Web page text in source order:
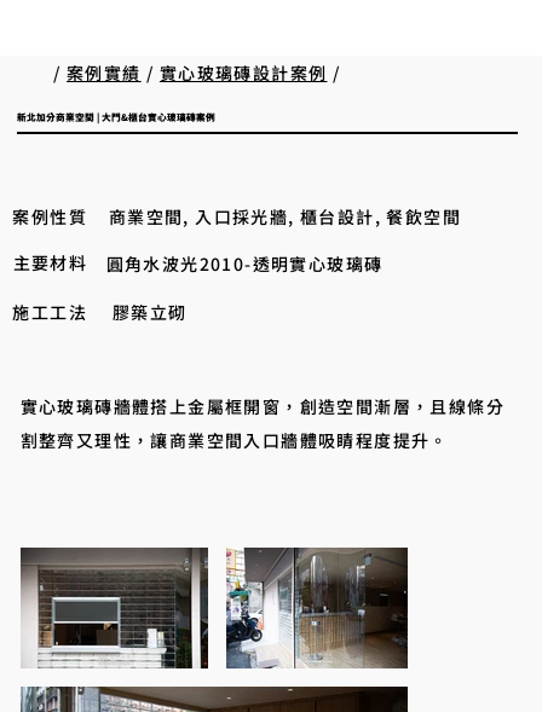
/案例實績 / 實心玻璃磚設計案例 /
實心玻璃磚牆體搭上金屬框開窗，創造空間漸層，且線條分
割整齊又理性，讓商業空間入口牆體吸睛程度提升。
案例性質
商業空間, 入口採光牆, 櫃台設計, 餐飲空間
主要材料
圓角水波光2010-透明實心玻璃磚
施工工法 膠築立砌
新北加分商業空間 | 大門&櫃台實心玻璃磚案例​